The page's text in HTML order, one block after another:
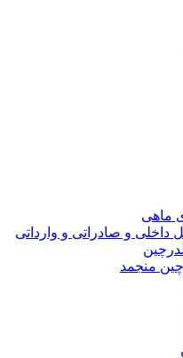
ماهی
داخلی و صادراتی و وارداتی
منجمد